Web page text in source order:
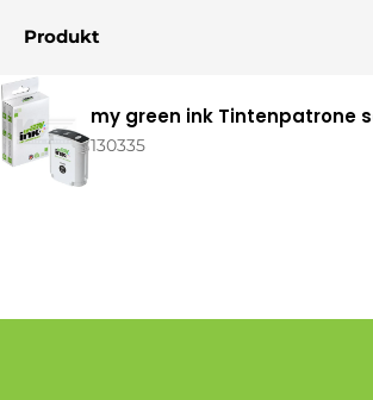
Ihr
Warenkorb
Produkt
my green ink Tintenpatrone
130335